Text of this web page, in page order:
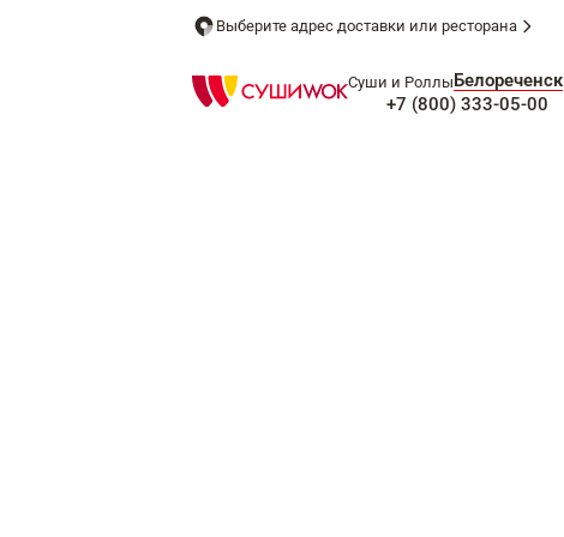
Выберите адрес доставки или ресторана
Суши и РоллыБелореченск
+7 (800) 333-05-00